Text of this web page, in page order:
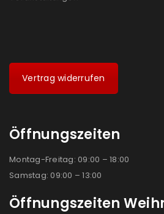
Vertrag widerrufen
Öffnungszeiten
Montag-Freitag: 09:00 – 18:00
Samstag: 09:00 – 13:00
Öffnungszeiten